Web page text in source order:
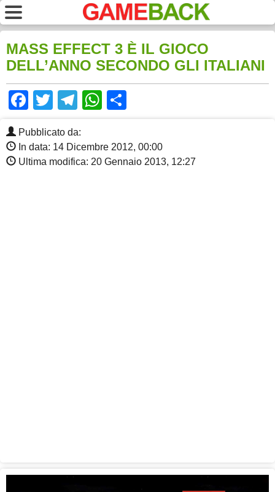
MASS EFFECT 3 È IL GIOCO
DELL’ANNO SECONDO GLI ITALIANI
Facebook
TwitterTelegram
WhatsApp
Pubblicato da:
In data: 14 Dicembre 2012, 00:00
Ultima modifica: 20 Gennaio 2013, 12:27